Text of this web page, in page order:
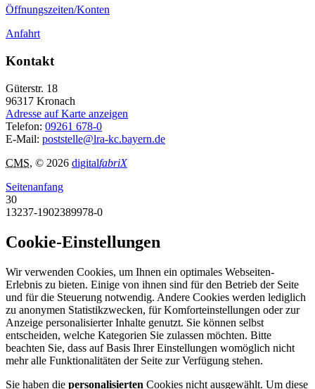
Öffnungszeiten/Konten
Anfahrt
Kontakt
Güterstr. 18
96317 Kronach
Adresse auf Karte anzeigen
Telefon: 09261 678-0
E-Mail: poststelle@lra-kc.bayern.de
CMS, © 2026 digitalfabriX
Seitenanfang
30
13237-1902389978-0
Cookie-Einstellungen
Wir verwenden Cookies, um Ihnen ein optimales Webseiten-
Erlebnis zu bieten. Einige von ihnen sind für den Betrieb der Seite
und für die Steuerung notwendig. Andere Cookies werden lediglich
zu anonymen Statistikzwecken, für Komforteinstellungen oder zur
Anzeige personalisierter Inhalte genutzt. Sie können selbst
entscheiden, welche Kategorien Sie zulassen möchten. Bitte
beachten Sie, dass auf Basis Ihrer Einstellungen womöglich nicht
mehr alle Funktionalitäten der Seite zur Verfügung stehen.
Sie haben die personalisierten Cookies nicht ausgewählt. Um diese